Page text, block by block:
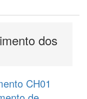
dos
CH01